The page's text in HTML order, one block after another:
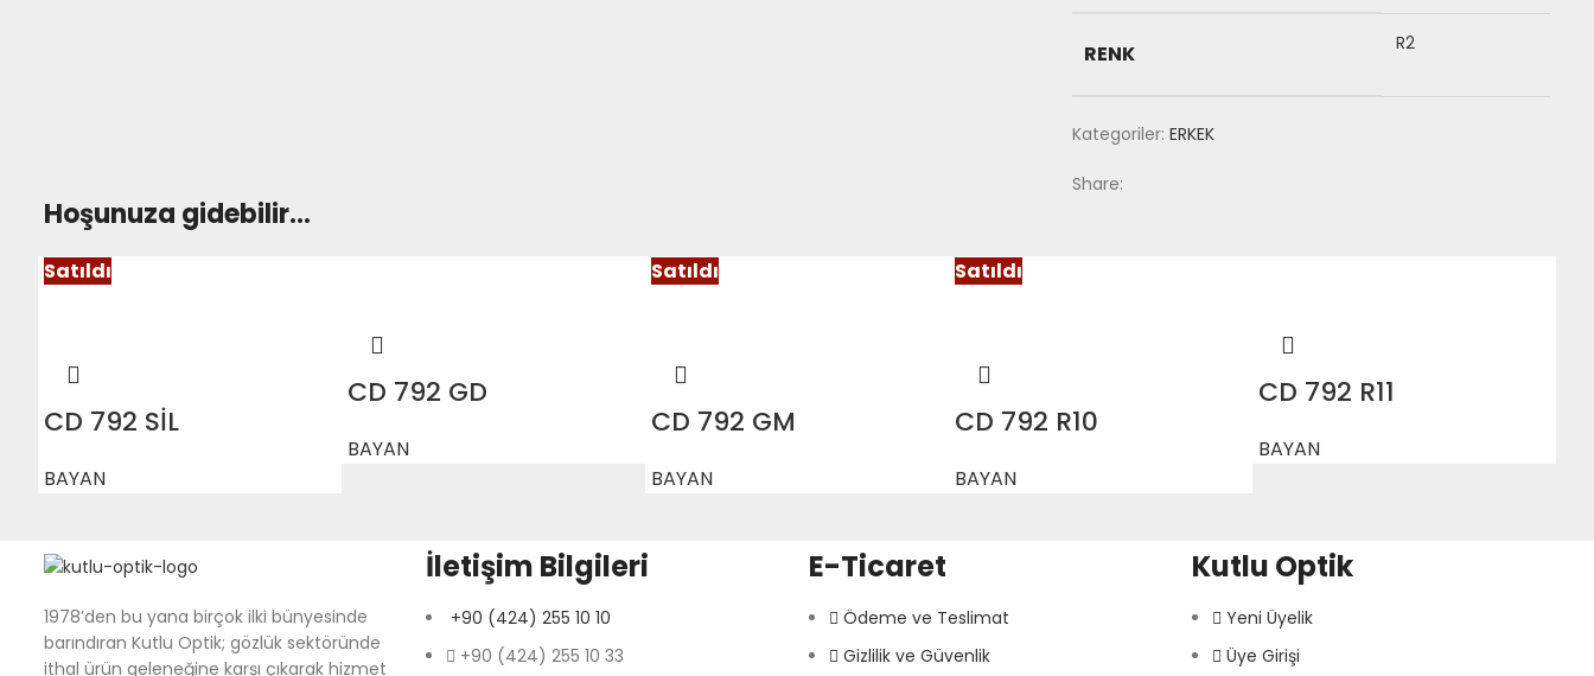
RENK R2
Kategoriler: ERKEK
Share:
Hoşunuza gidebilir…
Satıldı
CD 792 SİL
BAYAN
CD 792 GD
BAYAN
Satıldı
CD 792 GM
BAYAN
Satıldı
CD 792 R10
BAYAN
CD 792 R11
BAYAN
1978’den bu yana birçok ilki bünyesinde
barındıran Kutlu Optik; gözlük sektöründe
ithal ürün geleneğine karşı çıkarak hizmet
İletişim Bilgileri
+90 (424) 255 10 10
+90 (424) 255 10 33
E-Ticaret
Ödeme ve Teslimat
Gizlilik ve Güvenlik
Kutlu Optik
Yeni Üyelik
Üye Girişi